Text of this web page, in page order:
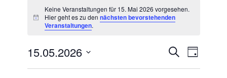
FÜR
MAI
2026
Hinweis
Keine Veranstaltungen für 15. Mai 2026 vorgesehen.
Hier geht es zu den nächsten bevorstehenden
Veranstaltungen.
SUCHE
Suche
Tag
15.05.2026